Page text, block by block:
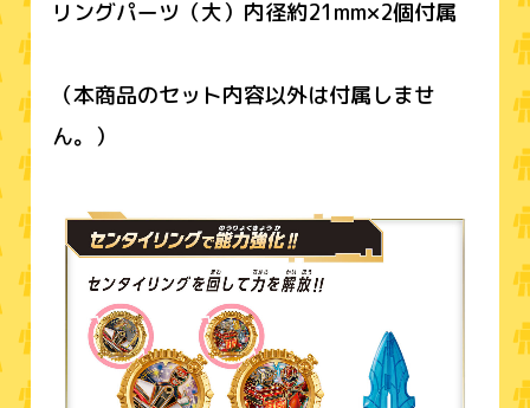
リングパーツ（大）内径約21mm×2個付属
（本商品のセット内容以外は付属しませ
ん。）